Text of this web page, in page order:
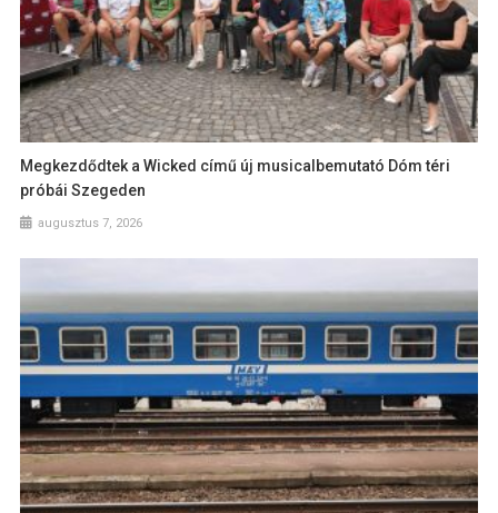
Megkezdődtek a Wicked című új musicalbemutató Dóm téri
próbái Szegeden
augusztus 7, 2026